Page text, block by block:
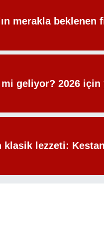
merakla beklenen
geliyor? 2026 için
klasik lezzeti: